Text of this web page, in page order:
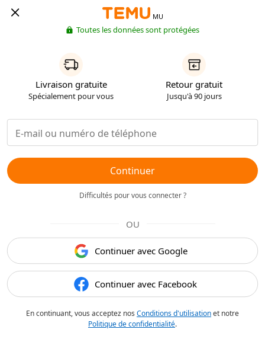
MU
Toutes les données sont protégées
Livraison gratuite
Spécialement pour vous
Retour gratuit
Jusqu'à 90 jours
Continuer
Difficultés pour vous connecter ?
OU
Continuer avec Google
Continuer avec Facebook
En continuant, vous acceptez nos Conditions d'utilisationet notre
Politique de confidentialité.